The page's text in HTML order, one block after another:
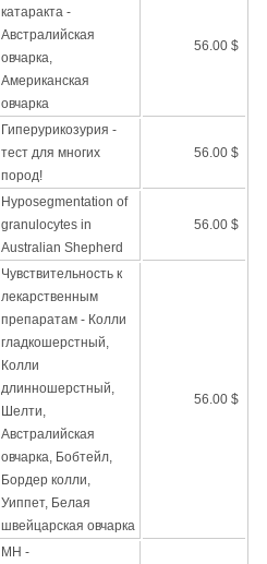
катаракта -
Австралийская
овчарка,
Американская
овчарка
56.00 $
Гиперурикозурия -
тест для многих
пород!
56.00 $
Hyposegmentation of
granulocytes in
Australian Shepherd
56.00 $
Чувствительность к
лекарственным
препаратам - Колли
гладкошерстный,
Колли
длинношерстный,
Шелти,
Австралийская
овчарка, Бобтейл,
Бордер колли,
Уиппет, Белая
швейцарская овчарка
56.00 $
MH -